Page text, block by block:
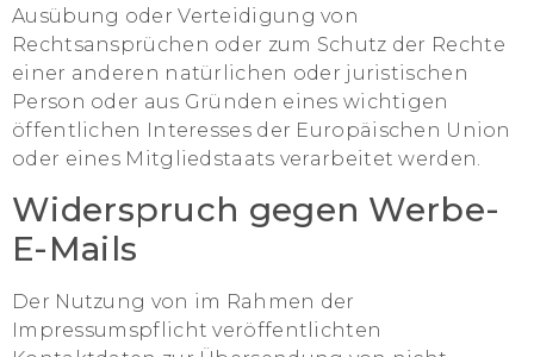
Ausübung oder Verteidigung von
Rechtsansprüchen oder zum Schutz der Rechte
einer anderen natürlichen oder juristischen
Person oder aus Gründen eines wichtigen
öffentlichen Interesses der Europäischen Union
oder eines Mitgliedstaats verarbeitet werden.
Widerspruch gegen Werbe-
E-Mails
Der Nutzung von im Rahmen der
Impressumspflicht veröffentlichten